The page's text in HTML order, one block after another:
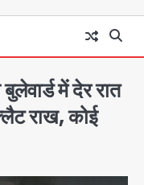
में देर रात
राख, कोई